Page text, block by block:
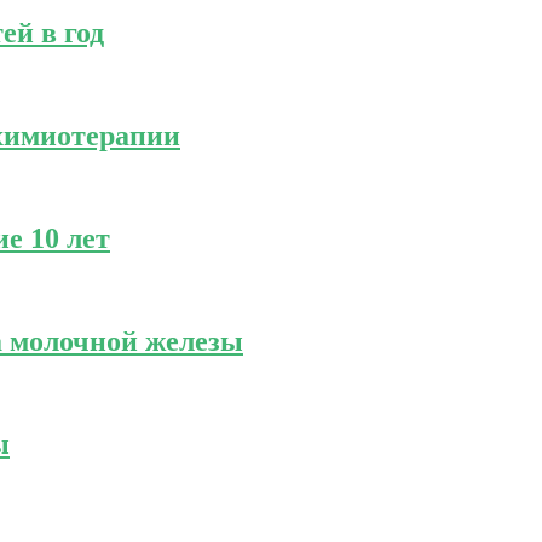
в год
10 лет
молочной железы